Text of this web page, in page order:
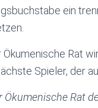
ein
Ökumenische Rat
Spieler, der
Ökumenische Rat